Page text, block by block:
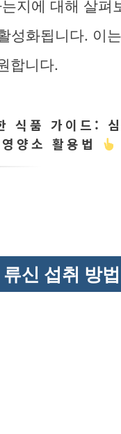
지에 대해 살펴
성화됩니다. 이
합니다.
식품 가이드:
양소 활용법
신 섭취 방법